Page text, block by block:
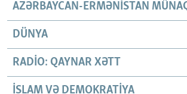
AZƏRBAYCAN-ERMƏNISTAN
DÜNYA
RADIO: QAYNAR XƏTT
İSLAM VƏ DEMOKRATIYA